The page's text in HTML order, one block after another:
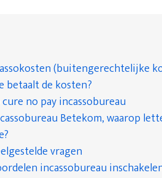
(buitengerechtelijke
betaalt de kosten?
no pay incassobureau
Betekom, waarop
vragen
incassobureau